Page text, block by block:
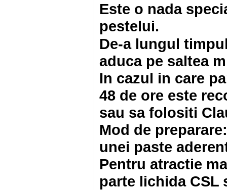
Este o nada
pestelui.
De-a lungul
aduca pe saltea
In cazul in care
48 de ore este
sau sa folositi
Mod de
unei paste
Pentru atractie
parte lichida CSL